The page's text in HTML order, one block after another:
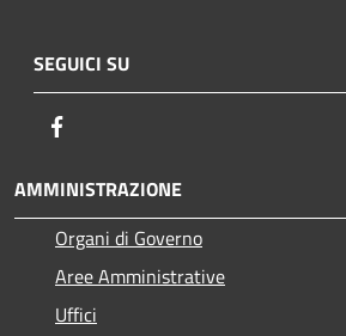
SEGUICI SU
AMMINISTRAZIONE
Organi di Governo
Aree Amministrative
Uffici